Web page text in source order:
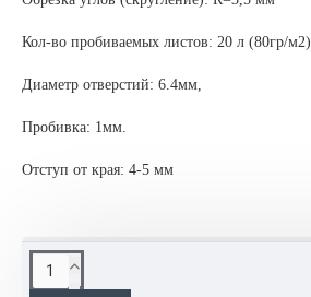
Кол-во пробиваемых листов: 20 л (80гр/м2),
Диаметр отверстий: 6.4мм,
Пробивка: 1мм.
Отступ от края: 4-5 мм
ОПИСАНИЕ